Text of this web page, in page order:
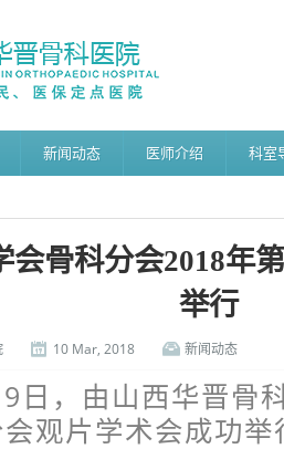
新闻动态 医师介绍 科室
会骨科分会2018年
举行
10 Mar, 2018 新闻动态
日，由山西华晋骨
观片学术会成功举